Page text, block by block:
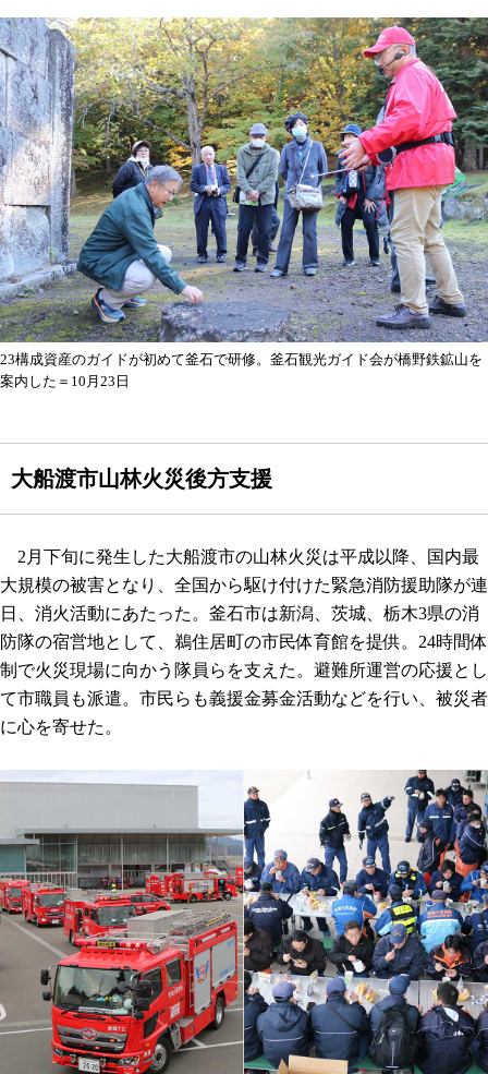
23構成資産のガイドが初めて釜石で研修。釜石観光ガイド会が橋野鉄鉱山を
案内した＝10月23日
大船渡市山林火災後方支援
2月下旬に発生した大船渡市の山林火災は平成以降、国内最
大規模の被害となり、全国から駆け付けた緊急消防援助隊が連
日、消火活動にあたった。釜石市は新潟、茨城、栃木3県の消
防隊の宿営地として、鵜住居町の市民体育館を提供。24時間体
制で火災現場に向かう隊員らを支えた。避難所運営の応援とし
て市職員も派遣。市民らも義援金募金活動などを行い、被災者
に心を寄せた。